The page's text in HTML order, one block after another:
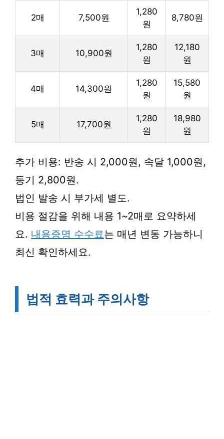
2매 7,500원
1,280
원
8,780원
3매 10,900원
1,280
원
12,180
원
4매 14,300원
1,280
원
15,580
원
5매 17,700원
1,280
원
18,980
원
추가 비용: 반송 시 2,000원, 속달 1,000원,
등기 2,800원.
법인 발송 시 부가세 별도.
비용 절감을 위해 내용 1~2매로 요약하세
요. 내용증명 수수료는 매년 변동 가능하니
최신 확인하세요.
법적 효력과 주의사항